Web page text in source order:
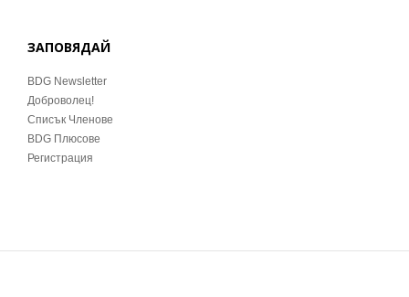
ЗАПОВЯДАЙ
BDG Newsletter
Доброволец!
Списък Членове
BDG Плюсове
Регистрация